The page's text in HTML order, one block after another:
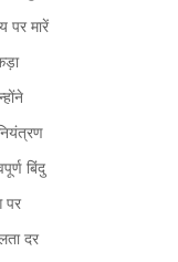
पर मारें
बिंदु
पर
दर